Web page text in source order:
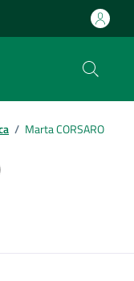
/ Marta CORSARO